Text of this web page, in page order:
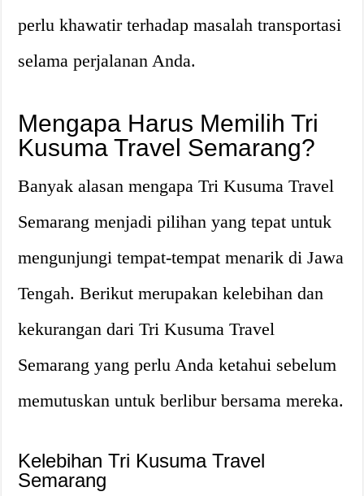
perlu khawatir terhadap masalah transportasi
selama perjalanan Anda.
Mengapa Harus Memilih Tri
Kusuma Travel Semarang?
Banyak alasan mengapa Tri Kusuma Travel
Semarang menjadi pilihan yang tepat untuk
mengunjungi tempat-tempat menarik di Jawa
Tengah. Berikut merupakan kelebihan dan
kekurangan dari Tri Kusuma Travel
Semarang yang perlu Anda ketahui sebelum
memutuskan untuk berlibur bersama mereka.
Kelebihan Tri Kusuma Travel
Semarang